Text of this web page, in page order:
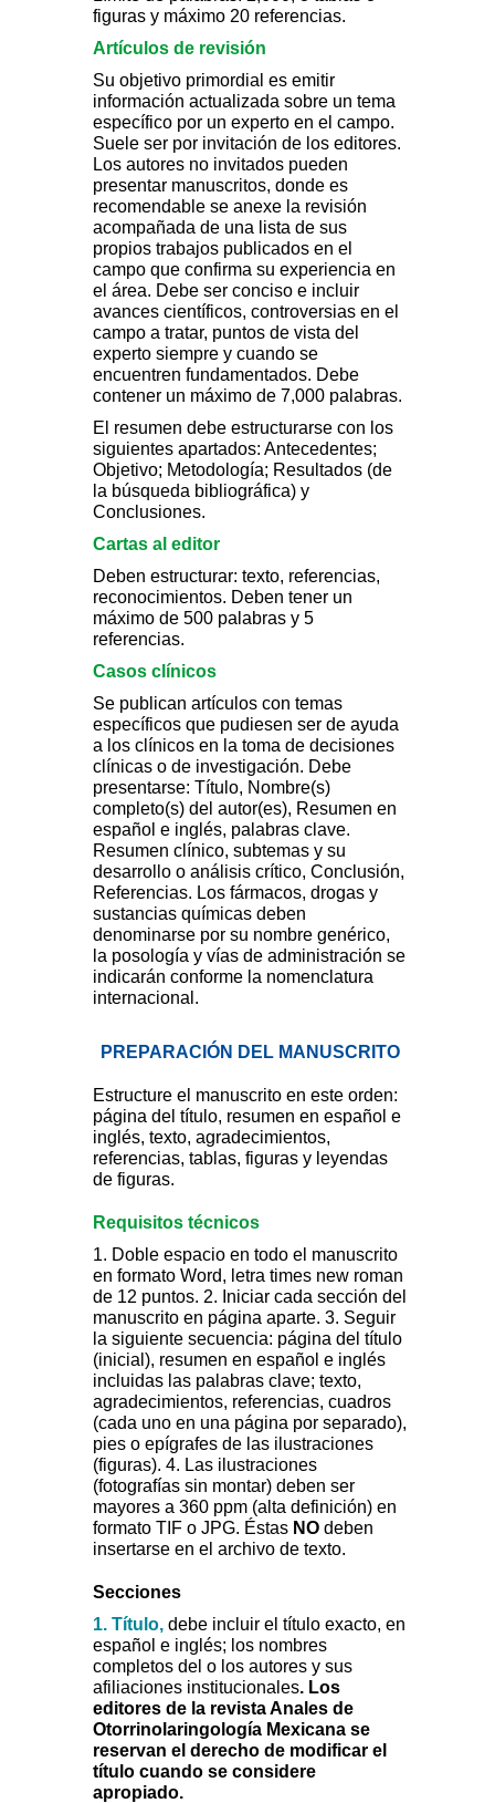
figuras y máximo 20 referencias.
Artículos de revisión
Su objetivo primordial es emitir
información actualizada sobre un tema
específico por un experto en el campo.
Suele ser por invitación de los editores.
Los autores no invitados pueden
presentar manuscritos, donde es
recomendable se anexe la revisión
acompañada de una lista de sus
propios trabajos publicados en el
campo que confirma su experiencia en
el área. Debe ser conciso e incluir
avances científicos, controversias en el
campo a tratar, puntos de vista del
experto siempre y cuando se
encuentren fundamentados. Debe
contener un máximo de 7,000 palabras.
El resumen debe estructurarse con los
siguientes apartados: Antecedentes;
Objetivo; Metodología; Resultados (de
la búsqueda bibliográfica) y
Conclusiones.
Cartas al editor
Deben estructurar: texto, referencias,
reconocimientos. Deben tener un
máximo de 500 palabras y 5
referencias.
Casos clínicos
Se publican artículos con temas
específicos que pudiesen ser de ayuda
a los clínicos en la toma de decisiones
clínicas o de investigación. Debe
presentarse: Título, Nombre(s)
completo(s) del autor(es), Resumen en
español e inglés, palabras clave.
Resumen clínico, subtemas y su
desarrollo o análisis crítico, Conclusión,
Referencias. Los fármacos, drogas y
sustancias químicas deben
denominarse por su nombre genérico,
la posología y vías de administración se
indicarán conforme la nomenclatura
internacional.
PREPARACIÓN DEL MANUSCRITO
Estructure el manuscrito en este orden:
página del título, resumen en español e
inglés, texto, agradecimientos,
referencias, tablas, figuras y leyendas
de figuras.
Requisitos técnicos
1. Doble espacio en todo el manuscrito
en formato Word, letra times new roman
de 12 puntos. 2. Iniciar cada sección del
manuscrito en página aparte. 3. Seguir
la siguiente secuencia: página del título
(inicial), resumen en español e inglés
incluidas las palabras clave; texto,
agradecimientos, referencias, cuadros
(cada uno en una página por separado),
pies o epígrafes de las ilustraciones
(figuras). 4. Las ilustraciones
(fotografías sin montar) deben ser
mayores a 360 ppm (alta definición) en
formato TIF o JPG. Éstas NO deben
insertarse en el archivo de texto.
Secciones
1. Título, debe incluir el título exacto, en
español e inglés; los nombres
completos del o los autores y sus
afiliaciones institucionales. Los
editores de la revista Anales de
Otorrinolaringología Mexicana se
reservan el derecho de modificar el
título cuando se considere
apropiado.